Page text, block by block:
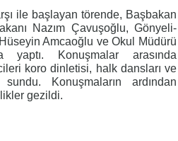
ile başlayan törende, Başbakan
Nazım Çavuşoğlu, Gönyeli-
Amcaoğlu ve Okul Müdürü
yaptı. Konuşmalar arasında
koro dinletisi, halk dansları ve
Konuşmaların ardından
gezildi.